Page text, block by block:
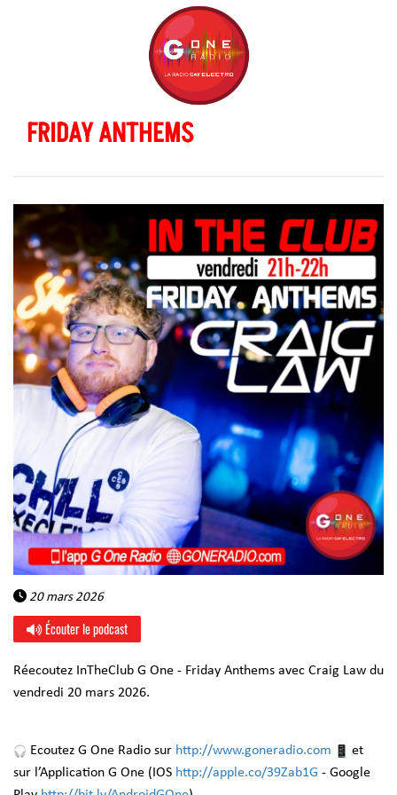
FRIDAY ANTHEMS
20 mars 2026
Écouter le podcast
Réecoutez InTheClub G One - Friday Anthems avec Craig Law du
vendredi 20 mars 2026.
Ecoutez G One Radio sur http://www.goneradio.com
et
sur l’Application G One (IOS http://apple.co/39Zab1G - Google